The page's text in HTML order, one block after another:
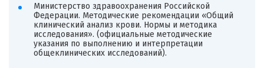
Министерство здравоохранения Российской
Федерации. Методические рекомендации «Общий
клинический анализ крови. Нормы и методика
исследования». (официальные методические
указания по выполнению и интерпретации
общеклинических исследований).